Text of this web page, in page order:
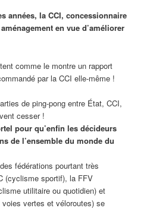
années, la CCI, concessionnaire
en vue d’améliorer
comme le montre un rapport
par la CCI elle-même !
de ping-pong entre État, CCI,
cesser !
pour qu’enfin les décideurs
de l’ensemble du monde du
fédérations pourtant très
(cyclisme sportif), la FFV
utilitaire ou quotidien) et
vertes et véloroutes) se